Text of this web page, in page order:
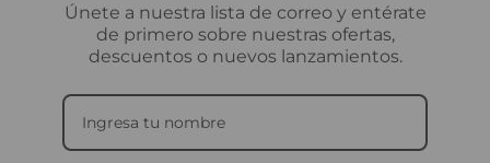
Únete a nuestra lista de correo y entérate
de primero sobre nuestras ofertas,
descuentos o nuevos lanzamientos.